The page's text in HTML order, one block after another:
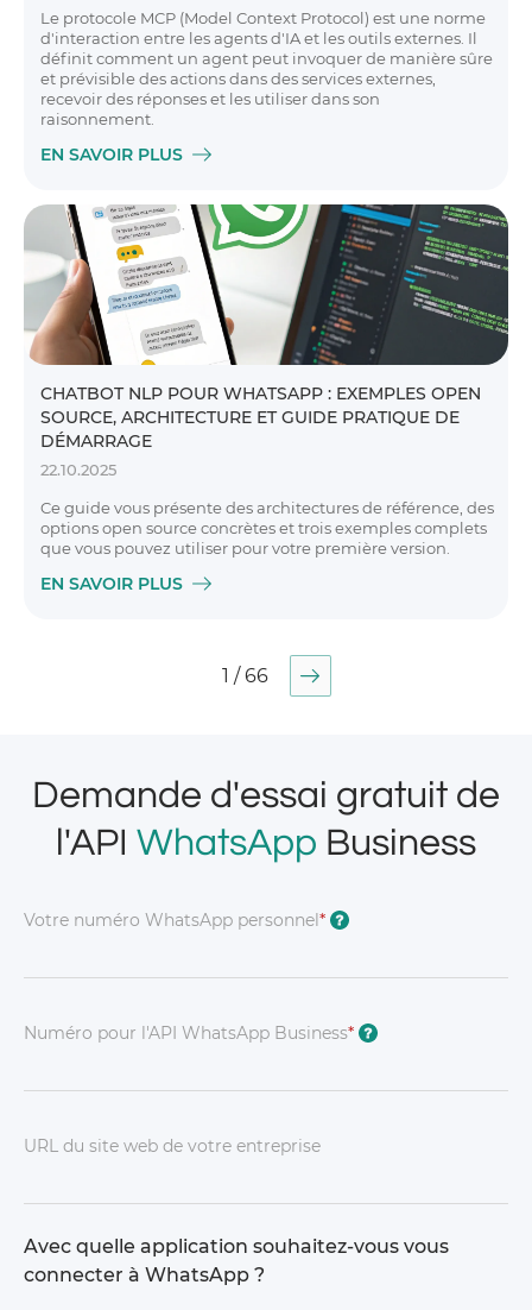
Le protocole MCP (Model Context Protocol) est une norme
d'interaction entre les agents d'IA et les outils externes. Il
définit comment un agent peut invoquer de manière sûre
et prévisible des actions dans des services externes,
recevoir des réponses et les utiliser dans son
raisonnement.
EN SAVOIR PLUS
CHATBOT NLP POUR WHATSAPP : EXEMPLES OPEN
SOURCE, ARCHITECTURE ET GUIDE PRATIQUE DE
DÉMARRAGE
22.10.2025
Ce guide vous présente des architectures de référence, des
options open source concrètes et trois exemples complets
que vous pouvez utiliser pour votre première version.
EN SAVOIR PLUS
1 / 66
Demande d'essai gratuit de
l'API WhatsApp Business
Votre numéro WhatsApp personnel* ?
Numéro pour l'API WhatsApp Business* ?
URL du site web de votre entreprise
Avec quelle application souhaitez-vous vous
connecter à WhatsApp ?